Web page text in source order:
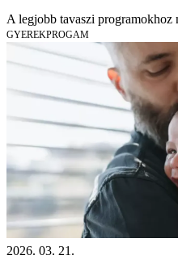
A legjobb tavaszi programokhoz
GYEREKPROGAM
2026. 03. 21.